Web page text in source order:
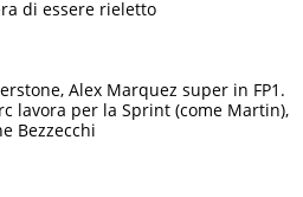
di essere rieletto
Alex Marquez super in FP1.
lavora per la Sprint (come Martin),
Bezzecchi